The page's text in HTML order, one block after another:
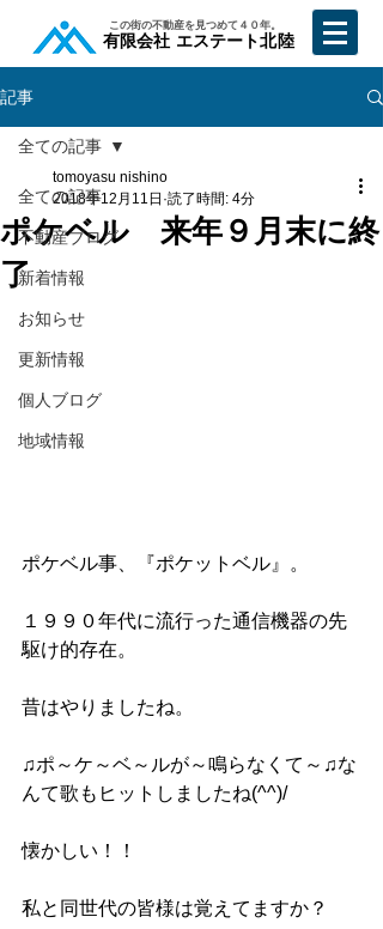
​この街の不動産を見つめて４０年。
​有限会社 エステート北陸
記事
全ての記事
不動産ブログ
新着情報
お知らせ
更新情報
個人ブログ
地域情報
全ての記事
ポケベル 来年９月末に終
了
tomoyasu nishino
2018年12月11日 読了時間: 4分
ポケベル事、『ポケットベル』。
１９９０年代に流行った通信機器の先
駆け的存在。
昔はやりましたね。
♫ポ～ケ～ベ～ルが～鳴らなくて～♫な
んて歌もヒットしましたね(^^)/
懐かしい！！
私と同世代の皆様は覚えてますか？